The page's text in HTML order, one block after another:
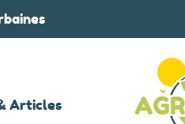
Articles